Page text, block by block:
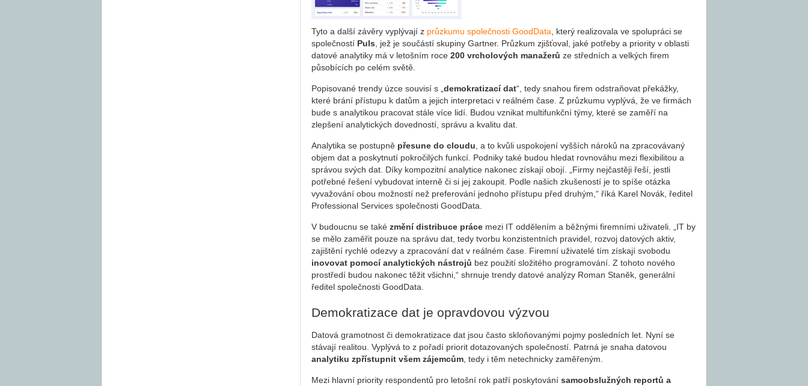
Tyto a další závěry vyplývají z průzkumu společnosti GoodData, který realizovala ve spolupráci se
společností Puls, jež je součástí skupiny Gartner. Průzkum zjišťoval, jaké potřeby a priority v oblasti
datové analytiky má v letošním roce 200 vrcholových manažerů ze středních a velkých firem
působících po celém světě.
Popisované trendy úzce souvisí s „demokratizací dat“, tedy snahou firem odstraňovat překážky,
které brání přístupu k datům a jejich interpretaci v reálném čase. Z průzkumu vyplývá, že ve firmách
bude s analytikou pracovat stále více lidí. Budou vznikat multifunkční týmy, které se zaměří na
zlepšení analytických dovedností, správu a kvalitu dat.
Analytika se postupně přesune do cloudu, a to kvůli uspokojení vyšších nároků na zpracovávaný
objem dat a poskytnutí pokročilých funkcí. Podniky také budou hledat rovnováhu mezi flexibilitou a
správou svých dat. Díky kompozitní analytice nakonec získají obojí. „Firmy nejčastěji řeší, jestli
potřebné řešení vybudovat interně či si jej zakoupit. Podle našich zkušeností je to spíše otázka
vyvažování obou možností než preferování jednoho přístupu před druhým,“ říká Karel Novák, ředitel
Professional Services společnosti GoodData.
V budoucnu se také změní distribuce práce mezi IT oddělením a běžnými firemními uživateli. „IT by
se mělo zaměřit pouze na správu dat, tedy tvorbu konzistentních pravidel, rozvoj datových aktiv,
zajištění rychlé odezvy a zpracování dat v reálném čase. Firemní uživatelé tím získají svobodu
inovovat pomocí analytických nástrojů bez použití složitého programování. Z tohoto nového
prostředí budou nakonec těžit všichni,“ shrnuje trendy datové analýzy Roman Staněk, generální
ředitel společnosti GoodData.
Demokratizace dat je opravdovou výzvou
Datová gramotnost či demokratizace dat jsou často skloňovanými pojmy posledních let. Nyní se
stávají realitou. Vyplývá to z pořadí priorit dotazovaných společností. Patrná je snaha datovou
analytiku zpřístupnit všem zájemcům, tedy i těm netechnicky zaměřeným.
Mezi hlavní priority respondentů pro letošní rok patří poskytování samoobslužných reportů a